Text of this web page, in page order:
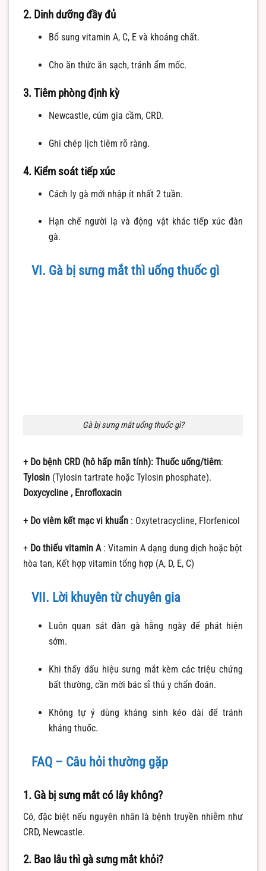
2. Dinh dưỡng đầy đủ
Bổ sung vitamin A, C, E và khoáng chất.
Cho ăn thức ăn sạch, tránh ẩm mốc.
3. Tiêm phòng định kỳ
Newcastle, cúm gia cầm, CRD.
Ghi chép lịch tiêm rõ ràng.
4. Kiểm soát tiếp xúc
Cách ly gà mới nhập ít nhất 2 tuần.
Hạn chế người lạ và động vật khác tiếp xúc đàn
gà.
VI. Gà bị sưng mắt thì uống thuốc gì
Gà bị sưng mắt uống thuốc gì?
+ Do bệnh CRD (hô hấp mãn tính): Thuốc uống/tiêm:
Tylosin (Tylosin tartrate hoặc Tylosin phosphate).
Doxycycline , Enrofloxacin
+ Do viêm kết mạc vi khuẩn : Oxytetracycline, Florfenicol
+ Do thiếu vitamin A: Vitamin A dạng dung dịch hoặc bột
hòa tan, Kết hợp vitamin tổng hợp (A, D, E, C)
VII. Lời khuyên từ chuyên gia
Luôn quan sát đàn gà hằng ngày để phát hiện
sớm.
Khi thấy dấu hiệu sưng mắt kèm các triệu chứng
bất thường, cần mời bác sĩ thú y chẩn đoán.
Không tự ý dùng kháng sinh kéo dài để tránh
kháng thuốc.
FAQ – Câu hỏi thường gặp
1. Gà bị sưng mắt có lây không?
Có, đặc biệt nếu nguyên nhân là bệnh truyền nhiễm như
CRD, Newcastle.
2. Bao lâu thì gà sưng mắt khỏi?